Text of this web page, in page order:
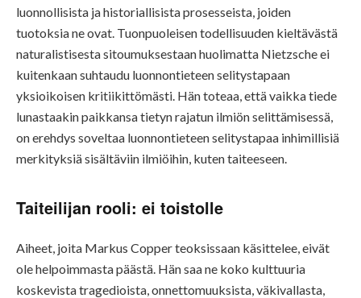
luonnollisista ja historiallisista prosesseista, joiden
tuotoksia ne ovat. Tuonpuoleisen todellisuuden kieltävästä
naturalistisesta sitoumuksestaan huolimatta Nietzsche ei
kuitenkaan suhtaudu luonnontieteen selitystapaan
yksioikoisen kritiikittömästi. Hän toteaa, että vaikka tiede
lunastaakin paikkansa tietyn rajatun ilmiön selittämisessä,
on erehdys soveltaa luonnontieteen selitystapaa inhimillisiä
merkityksiä sisältäviin ilmiöihin, kuten taiteeseen.
Taiteilijan rooli: ei toistolle
Aiheet, joita Markus Copper teoksissaan käsittelee, eivät
ole helpoimmasta päästä. Hän saa ne koko kulttuuria
koskevista tragedioista, onnettomuuksista, väkivallasta,